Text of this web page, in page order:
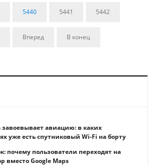
5440 5441 5442
Вперед В конец
авиацию: в каких
уже есть спутниковый Wi-Fi на борту
почему пользователи переходят на
вместо Google Maps